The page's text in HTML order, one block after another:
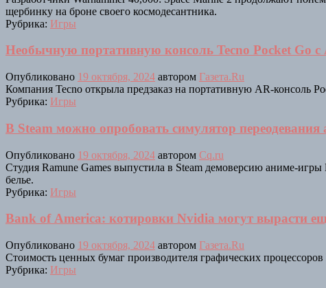
щербинку на броне своего космодесантника.
Рубрика: Игры
Необычную портативную консоль Tecno Pocket Go
Опубликовано 19 октября, 2024 автором Газета.Ru
Компания Tecno открыла предзаказ на портативную AR-консоль
Рубрика: Игры
В Steam можно опробовать симулятор
Опубликовано 19 октября, 2024 автором Cq.ru
Студия Ramune Games выпустила в Steam демоверсию аниме-
белье.
Рубрика: Игры
Bank of America: котировки Nvidia могут вырасти
Опубликовано 19 октября, 2024 автором Газета.Ru
Стоимость ценных бумаг производителя графических
Рубрика: Игры